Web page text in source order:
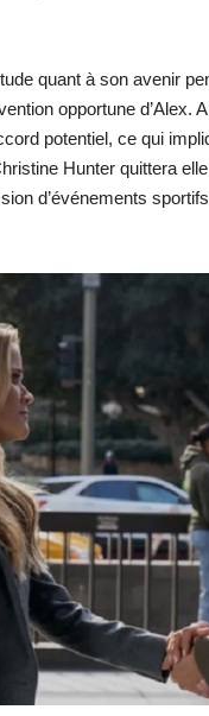
quant à son avenir
opportune d’Alex.
potentiel, ce qui
Hunter quittera
d’événements